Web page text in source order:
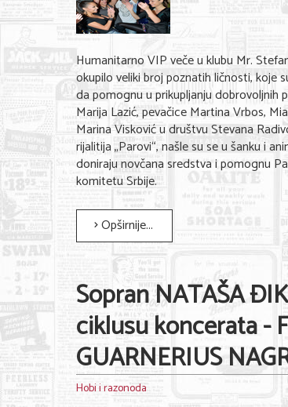
Humanitarno VIP veče u klubu Mr.
okupilo veliki broj poznatih ličnosti, koje
da pomognu u prikupljanju dobrovoljnih
Marija Lazić, pevačice Martina Vrbos,
Marina Visković u društvu Stevana
rijalitija „Parovi“, našle su se u šanku i
doniraju novčana sredstva i pomognu
komitetu Srbije.
Opširnije...
Sopran NATAŠA
ciklusu koncerata -
GUARNERIUS
Hobi i razonoda